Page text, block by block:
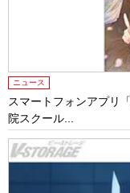
ニュース
スマートフォンアプリ
院スクール...